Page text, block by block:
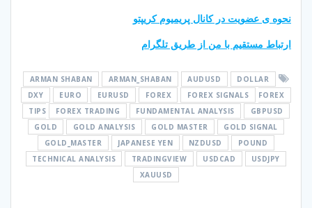
نحوه ی عضویت در کانال پریمیوم کریپتو
ارتباط مستقیم با من از طریق تلگرام
ARMAN SHABAN ARMAN_SHABAN AUDUSD
DOLLAR
DXY
EURO EURUSD FOREX FOREX SIGNALS
FOREX
TIPS
FOREX TRADING FUNDAMENTAL ANALYSIS
GBPUSD
GOLD
GOLD ANALYSIS GOLD MASTER
GOLD SIGNAL
GOLD_MASTER
JAPANESE YEN NZDUSD
POUND
TECHNICAL ANALYSIS
TRADINGVIEW USDCAD
USDJPY
XAUUSD